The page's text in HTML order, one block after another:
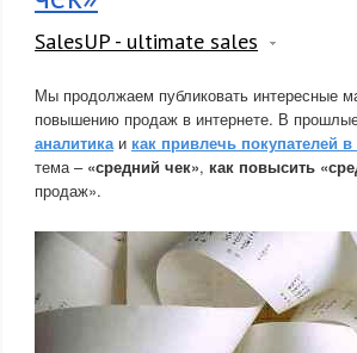
SalesUP - ultimate sales
Мы продолжаем публиковать интересные
повышению продаж в интернете. В
аналитикаи как привлечь покупателей в
тема – «средний чек», как повысить
продаж».